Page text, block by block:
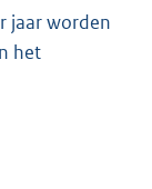
jaar worden
het